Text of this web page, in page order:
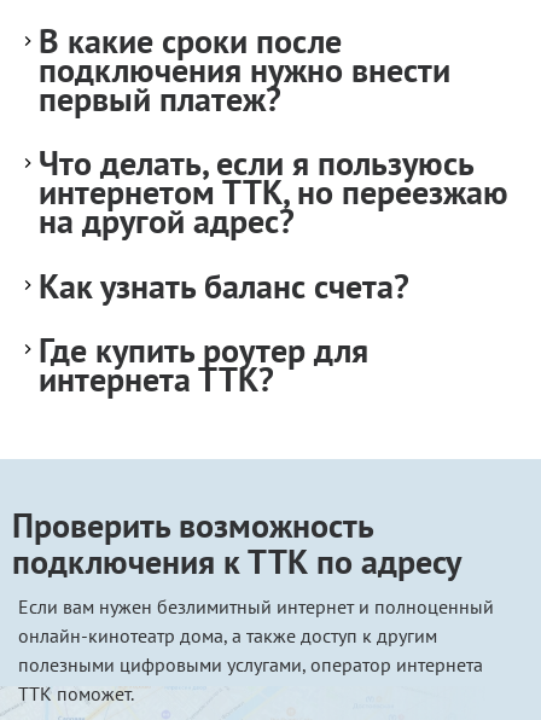
В какие сроки после
подключения нужно внести
первый платеж?
Что делать, если я пользуюсь
интернетом ТТК, но переезжаю
на другой адрес?
Как узнать баланс счета?
Где купить роутер для
интернета ТТК?
Проверить возможность
подключения к ТТК по адресу
Если вам нужен безлимитный интернет и полноценный
онлайн-кинотеатр дома, а также доступ к другим
полезными цифровыми услугами, оператор интернета
ТТК поможет.